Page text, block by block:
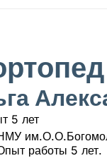
5 лет
работы 5 лет.